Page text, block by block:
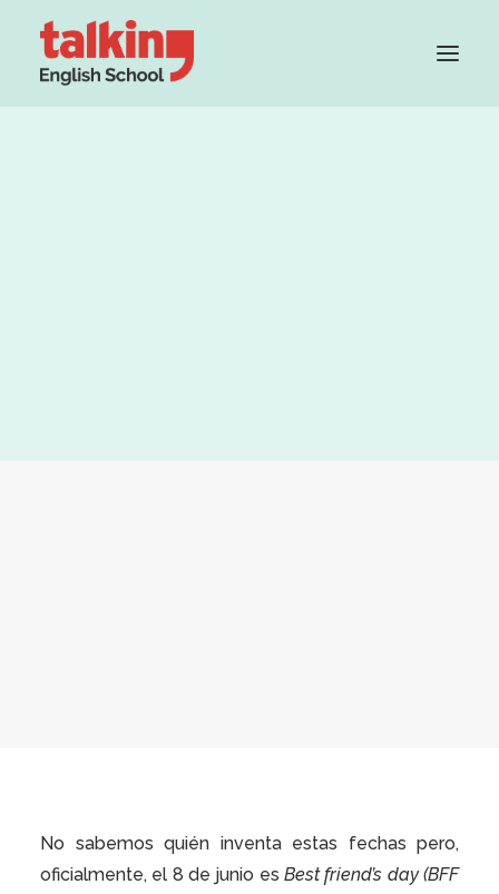
No sabemos quién inventa estas fechas pero,
oficialmente, el 8 de junio es Best friend’s day (BFF